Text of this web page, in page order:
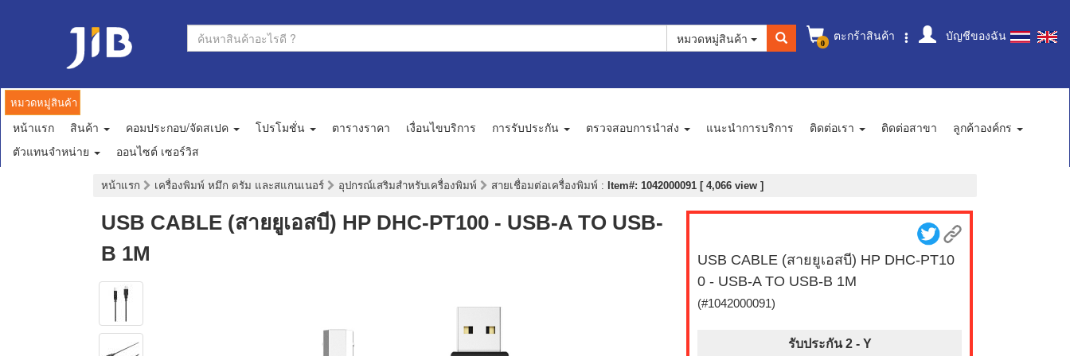
0 ตะกร้าสินค้า บัญชีของฉัน
หมวดหมู่สินค้า
หมวดหมู่สินค้า
หน้าแรก สินค้า คอมประกอบ/จัดสเปค โปรโมชั่น ตารางราคา เงื่อนไขบริการ การรับประกัน ตรวจสอบการนำส่ง แนะนำการบริการ ติดต่อเรา ติดต่อสาขา
ลูกค้าองค์กร
ตัวแทนจำหน่าย
ออนไซต์ เซอร์วิส
หน้าแรก เครื่องพิมพ์ หมึก ดรัม และสแกนเนอร์ อุปกรณ์เสริมสำหรับเครื่องพิมพ์ สายเชื่อมต่อเครื่องพิมพ์ : Item#: 1042000091 [ 4,066 view ]
USB CABLE (สายยูเอสบี) HP DHC-PT100 - USB-A TO USB-
B 1M
USB CABLE (สายยูเอสบี) HP DHC-PT10
0 - USB-A TO USB-B 1M
(#1042000091)
รับประกัน 2 - Y